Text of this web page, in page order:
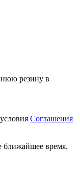
резину в
Соглашения
ближайшее время.